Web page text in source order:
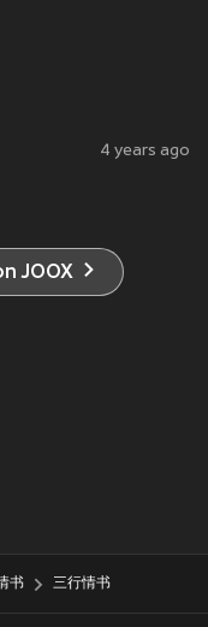
4 years ago
JOOX
书 三行情书